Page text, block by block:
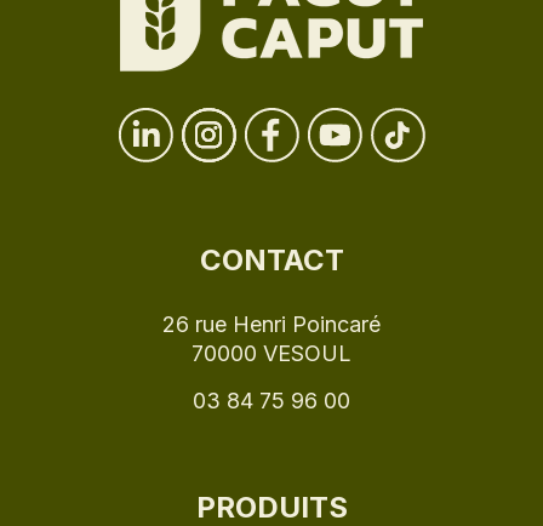
CONTACT
26 rue Henri Poincaré
70000 VESOUL
03 84 75 96 00
PRODUITS